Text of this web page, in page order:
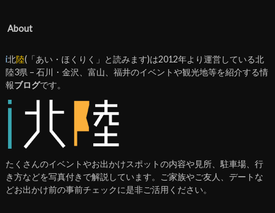
About
i北陸(「あい・ほくりく」と読みます)は2012年より運営している北
陸3県 – 石川・金沢、富山、福井のイベントや観光地等を紹介する情
報ブログです。
たくさんのイベントやお出かけスポットの内容や見所、駐車場、行
き方などを写真付きで解説しています。ご家族やご友人、デートな
どお出かけ前の事前チェックに是非ご活用ください。